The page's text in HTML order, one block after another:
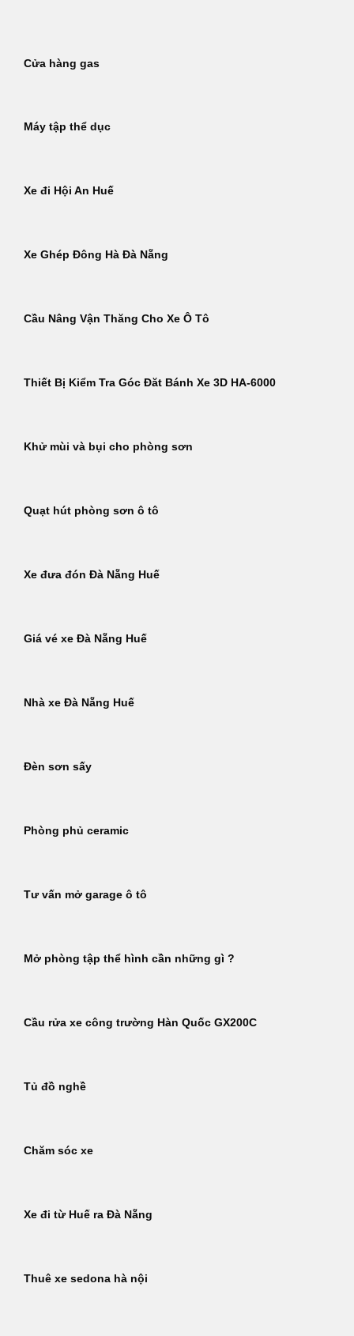
dungCửa hàng gas
Máy tập thể dục
Xe đi Hội An Huế
Xe Ghép Đông Hà Đà Nẵng
Cầu Nâng Vận Thăng Cho Xe Ô Tô
Thiết Bị Kiểm Tra Góc Đăt Bánh Xe 3D HA-6000
Khử mùi và bụi cho phòng sơn
Quạt hút phòng sơn ô tô
Xe đưa đón Đà Nẵng Huế
Giá vé xe Đà Nẵng Huế
Nhà xe Đà Nẵng Huế
Đèn sơn sấy
Phòng phủ ceramic
Tư vấn mở garage ô tô
Mở phòng tập thể hình cần những gì ?
Cầu rửa xe công trường Hàn Quốc GX200C
Tủ đồ nghề
Chăm sóc xe
Xe đi từ Huế ra Đà Nẵng
Thuê xe sedona hà nội